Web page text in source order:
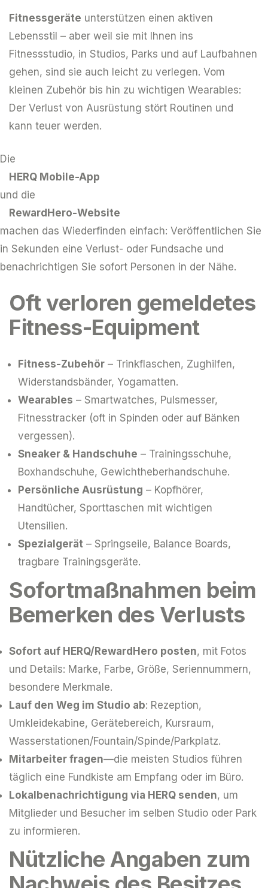
Fitnessgeräte unterstützen einen aktiven
Lebensstil – aber weil sie mit Ihnen ins
Fitnessstudio, in Studios, Parks und auf Laufbahnen
gehen, sind sie auch leicht zu verlegen. Vom
kleinen Zubehör bis hin zu wichtigen Wearables:
Der Verlust von Ausrüstung stört Routinen und
kann teuer werden.
Die
HERQ Mobile-App
und die
RewardHero-Website
machen das Wiederfinden einfach: Veröffentlichen Sie
in Sekunden eine Verlust- oder Fundsache und
benachrichtigen Sie sofort Personen in der Nähe.
Oft verloren gemeldetes
Fitness-Equipment
Fitness-Zubehör – Trinkflaschen, Zughilfen,
Widerstandsbänder, Yogamatten.
Wearables – Smartwatches, Pulsmesser,
Fitnesstracker (oft in Spinden oder auf Bänken
vergessen).
Sneaker & Handschuhe – Trainingsschuhe,
Boxhandschuhe, Gewichtheberhandschuhe.
Persönliche Ausrüstung – Kopfhörer,
Handtücher, Sporttaschen mit wichtigen
Utensilien.
Spezialgerät – Springseile, Balance Boards,
tragbare Trainingsgeräte.
Sofortmaßnahmen beim
Bemerken des Verlusts
Sofort auf HERQ/RewardHero posten, mit Fotos
und Details: Marke, Farbe, Größe, Seriennummern,
besondere Merkmale.
Lauf den Weg im Studio ab: Rezeption,
Umkleidekabine, Gerätebereich, Kursraum,
Wasserstationen/Fountain/Spinde/Parkplatz.
Mitarbeiter fragen—die meisten Studios führen
täglich eine Fundkiste am Empfang oder im Büro.
Lokalbenachrichtigung via HERQ senden, um
Mitglieder und Besucher im selben Studio oder Park
zu informieren.
Nützliche Angaben zum